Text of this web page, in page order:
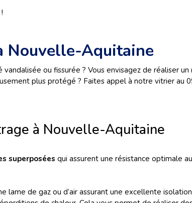
Nouvelle-Aquitaine
ou fissurée ? Vous envisagez de réaliser un
plus protégé ? Faites appel à notre vitrier au
à Nouvelle-Aquitaine
superposées qui assurent une résistance optimale
lame de gaz ou d’air assurant une excellente